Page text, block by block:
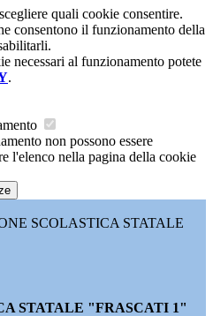
quali cookie consentire.
consentono il funzionamento della
necessari al funzionamento potete
.
non possono essere
l'elenco nella pagina della cookie
SCOLASTICA STATALE
STATALE "FRASCATI 1"